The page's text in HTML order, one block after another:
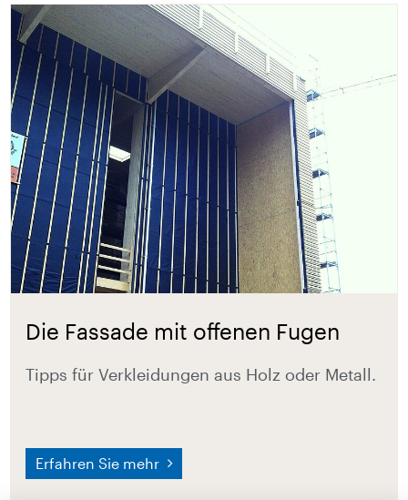
Die Fassade mit offenen Fugen
Tipps für Verkleidungen aus Holz oder Metall.
Erfahren Sie mehr